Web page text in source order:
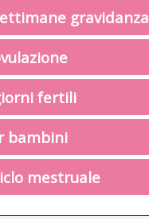
gravidanza
fertili
bambini
mestruale